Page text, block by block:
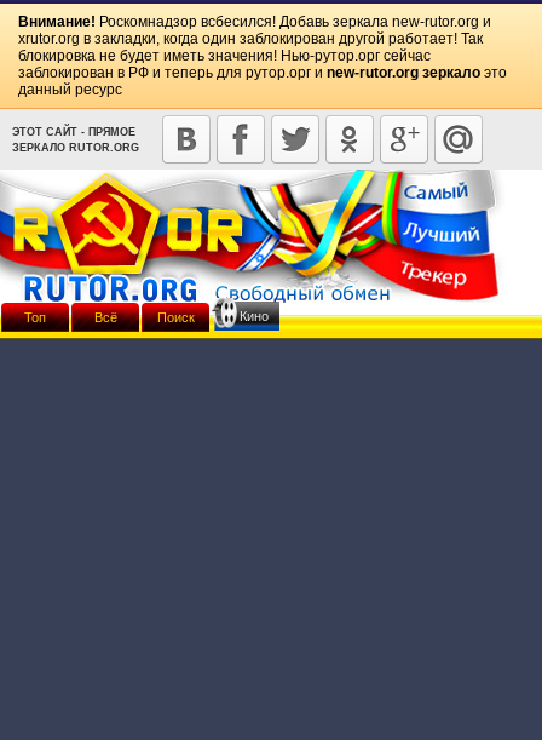
Внимание! Роскомнадзор всбесился! Добавь зеркала new-rutor.org и
xrutor.org в закладки, когда один заблокирован другой работает! Так
блокировка не будет иметь значения! Нью-рутор.орг сейчас
заблокирован в РФ и теперь для рутор.орг и new-rutor.org зеркало это
данный ресурс
ЭТОТ САЙТ - ПРЯМОЕ
ЗЕРКАЛО RUTOR.ORG